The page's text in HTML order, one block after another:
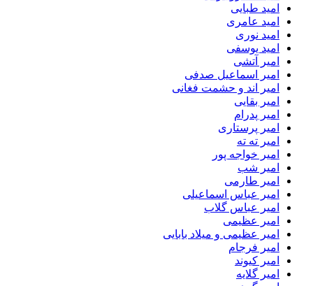
امید طبایی
امید عامری
امید نوری
امید یوسفی
امیر آتشی
امیر اسماعیل صدفی
امیر اند و حشمت فغانی
امیر بقایی
امیر پدرام
امیر پرستاری
امیر ته ته
امیر خواجه پور
امیر شب
امیر طارمی
امیر عباس اسماعیلی
امیر عباس گلاب
امیر عظیمی
امیر عظیمی و میلاد بابایی
امیر فرجام
امیر کیوند
امیر گلایه